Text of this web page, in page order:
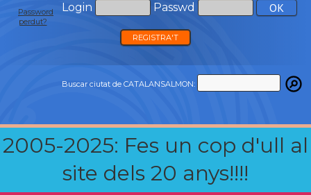
Login Passwd
Password
perdut?
REGISTRA'T
Buscar ciutat de CATALANSALMON:
2005-2025: Fes un cop d'ull al
site dels 20 anys!!!!